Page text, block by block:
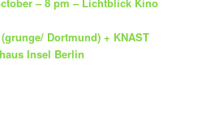
– 8 pm – Lichtblick Kino
Dortmund) + KNAST
Insel Berlin